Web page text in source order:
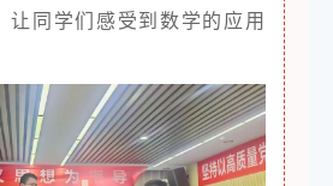
让同学们感受到数学的应用